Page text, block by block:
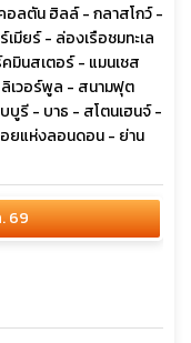
อลตัน ฮิลล์ - กลาสโกว์ -
มียร์ - ล่องเรือชมทะเล
มินสเตอร์ - แมนเชส
เวอร์พูล - สนามฟุต
บูรี - บาธ - สโตนเฮนจ์ -
ยแห่งลอนดอน - ย่าน
69